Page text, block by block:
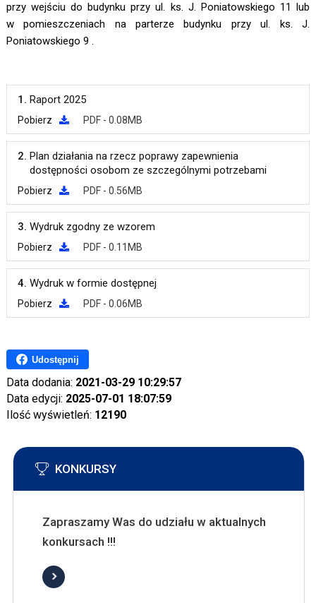
przy wejściu do budynku przy ul. ks. J. Poniatowskiego 11 lub
w pomieszczeniach na parterze budynku przy ul. ks. J.
Poniatowskiego 9 .
1. Raport 2025
Pobierz PDF - 0.08MB
2. Plan działania na rzecz poprawy zapewnienia
dostępności osobom ze szczególnymi potrzebami
Pobierz PDF - 0.56MB
3. Wydruk zgodny ze wzorem
Pobierz PDF - 0.11MB
4. Wydruk w formie dostępnej
Pobierz PDF - 0.06MB
Udostępnij
Data dodania: 2021-03-29 10:29:57
Data edycji: 2025-07-01 18:07:59
Ilość wyświetleń: 12190
KONKURSY
Zapraszamy Was do udziału w aktualnych
konkursach !!!